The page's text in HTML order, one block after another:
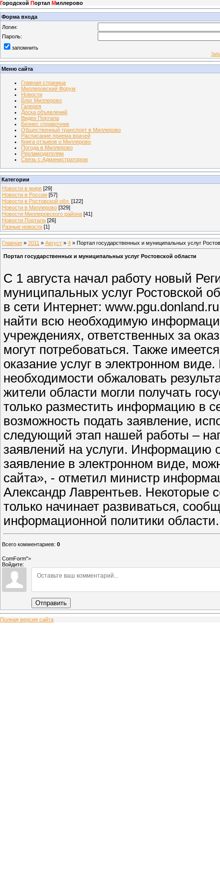
Городской Портал Миллерово
Форма входа
Логин:
Пароль:
запомнить
Меню сайта
Главная страница
Миллеровский Форум
Новости
Блог Миллерово
Галерея
Доска объявлений
Видео Портала
Бизнес справочник
Общественный транспорт в Миллерово
Расписание приема врачей
Книга отзывов о Миллерово
Погода в Миллерово
Рекламодателям
Связь с Администратором
Категории
Новости в мире [29]
Новости в России [57]
Новости в Ростовской обл. [122]
Новости в Миллерово [329]
Новости Миллеровского района [41]
Новости Портала [26]
Разные новости [1]
Главная » 2011 » Август » 4 » Портал государственных и муниципальных услуг
Портал государственных и муниципальных услуг Ростовской области
С 1 августа начал работу новый
муниципальных услуг Ростовской
в сети Интернет:
найти всю необходимую
учреждениях, ответственных за
могут потребоваться. Также
оказание услуг в электронном
необходимости обжаловать
жители области могли получать
только разместить информацию в
возможность подать заявление,
следующий этап нашей работы –
заявлений на услуги. Информацию
заявление в электронном виде,
сайта», - отметил министр
Александр Лаврентьев. Некоторые
только начинает развиваться,
информационной политики области.
Всего комментариев: 0
ComForm">
Войдите:
Отправить
Полная версия сайта